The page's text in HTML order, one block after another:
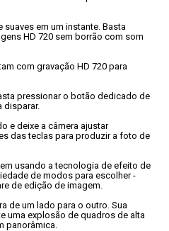
suaves em um instante. Basta
HD 720 sem borrão com som
com gravação HD 720 para
pressionar o botão dedicado de
disparar.
e deixe a câmera ajustar
das teclas para produzir a foto de
usando a tecnologia de efeito de
de modos para escolher -
de edição de imagem.
de um lado para o outro. Sua
uma explosão de quadros de alta
panorâmica.